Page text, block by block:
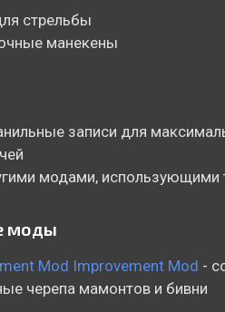
стрельбы
манекены
записи для
модами, использующими
моды
Mod Improvement Mod -
черепа мамонтов и бивни